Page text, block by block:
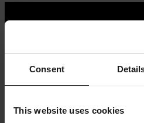
Consent
This website uses cookies